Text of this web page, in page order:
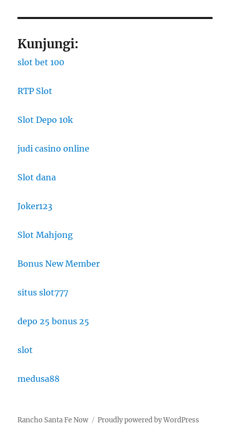
Kunjungi:
slot bet 100
RTP Slot
Slot Depo 10k
judi casino online
Slot dana
Joker123
Slot Mahjong
Bonus New Member
situs slot777
depo 25 bonus 25
slot
medusa88
Rancho Santa Fe Now Proudly powered by WordPress